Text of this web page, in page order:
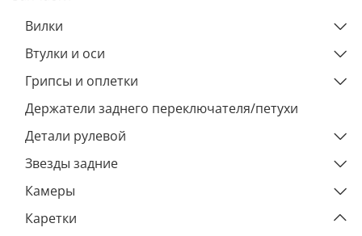
Вилки
Втулки и оси
Грипсы и оплетки
Держатели заднего переключателя/петухи
Детали рулевой
Звезды задние
Камеры
Каретки